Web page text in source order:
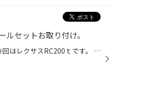
セットお取り付け。
RC200tにスタッドレス＆ホイールセットお取り付け。 今回はレクサスRC200ｔです。 オレンジ色のキャリパーがニクイですねぇ！ ホイールはブリヂストン REIGNER BW25sです。 なんてかっこいいクルマなんでしょうか・・・ 当店ではレクサス車のタイヤ＆ホイールの取り扱い御座います。 レクサスオー...